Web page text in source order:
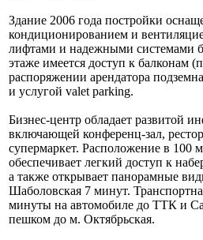
Здание 2006 года постройки
кондиционированием и
лифтами и надежными системами
этаже имеется доступ к балконам
распоряжении арендатора
и услугой valet parking.
Бизнес-центр обладает развитой
включающей конференц-зал,
супермаркет. Расположение в 100
обеспечивает легкий доступ к
а также открывает панорамные
Шаболовская 7 минут.
минуты на автомобиле до ТТК и
пешком до м. Октябрьская.